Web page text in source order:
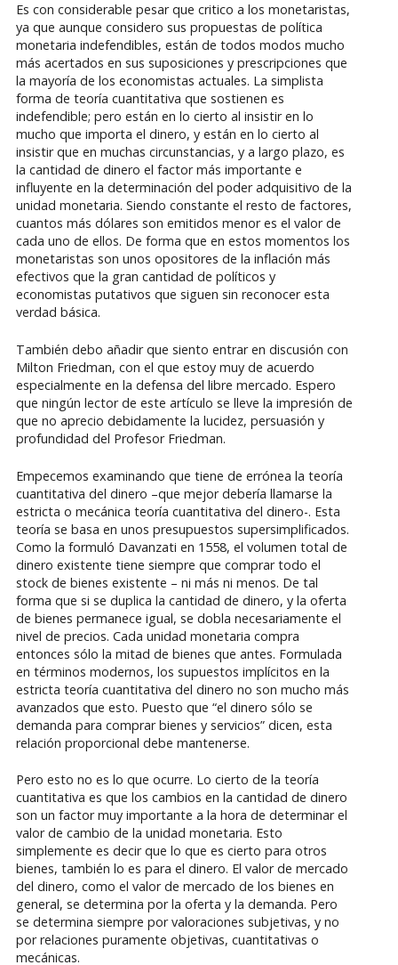
Es con considerable pesar que critico a los monetaristas,
ya que aunque considero sus propuestas de política
monetaria indefendibles, están de todos modos mucho
más acertados en sus suposiciones y prescripciones que
la mayoría de los economistas actuales. La simplista
forma de teoría cuantitativa que sostienen es
indefendible; pero están en lo cierto al insistir en lo
mucho que importa el dinero, y están en lo cierto al
insistir que en muchas circunstancias, y a largo plazo, es
la cantidad de dinero el factor más importante e
influyente en la determinación del poder adquisitivo de la
unidad monetaria. Siendo constante el resto de factores,
cuantos más dólares son emitidos menor es el valor de
cada uno de ellos. De forma que en estos momentos los
monetaristas son unos opositores de la inflación más
efectivos que la gran cantidad de políticos y
economistas putativos que siguen sin reconocer esta
verdad básica.
También debo añadir que siento entrar en discusión con
Milton Friedman, con el que estoy muy de acuerdo
especialmente en la defensa del libre mercado. Espero
que ningún lector de este artículo se lleve la impresión de
que no aprecio debidamente la lucidez, persuasión y
profundidad del Profesor Friedman.
Empecemos examinando que tiene de errónea la teoría
cuantitativa del dinero –que mejor debería llamarse la
estricta o mecánica teoría cuantitativa del dinero-. Esta
teoría se basa en unos presupuestos supersimplificados.
Como la formuló Davanzati en 1558, el volumen total de
dinero existente tiene siempre que comprar todo el
stock de bienes existente – ni más ni menos. De tal
forma que si se duplica la cantidad de dinero, y la oferta
de bienes permanece igual, se dobla necesariamente el
nivel de precios. Cada unidad monetaria compra
entonces sólo la mitad de bienes que antes. Formulada
en términos modernos, los supuestos implícitos en la
estricta teoría cuantitativa del dinero no son mucho más
avanzados que esto. Puesto que “el dinero sólo se
demanda para comprar bienes y servicios” dicen, esta
relación proporcional debe mantenerse.
Pero esto no es lo que ocurre. Lo cierto de la teoría
cuantitativa es que los cambios en la cantidad de dinero
son un factor muy importante a la hora de determinar el
valor de cambio de la unidad monetaria. Esto
simplemente es decir que lo que es cierto para otros
bienes, también lo es para el dinero. El valor de mercado
del dinero, como el valor de mercado de los bienes en
general, se determina por la oferta y la demanda. Pero
se determina siempre por valoraciones subjetivas, y no
por relaciones puramente objetivas, cuantitativas o
mecánicas.